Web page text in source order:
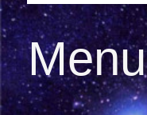
Menu